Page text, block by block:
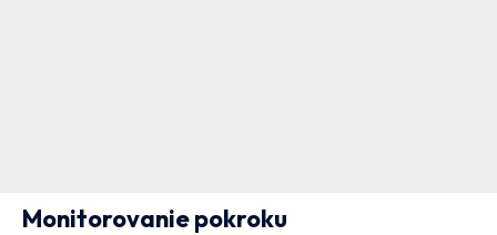
Monitorovanie pokroku